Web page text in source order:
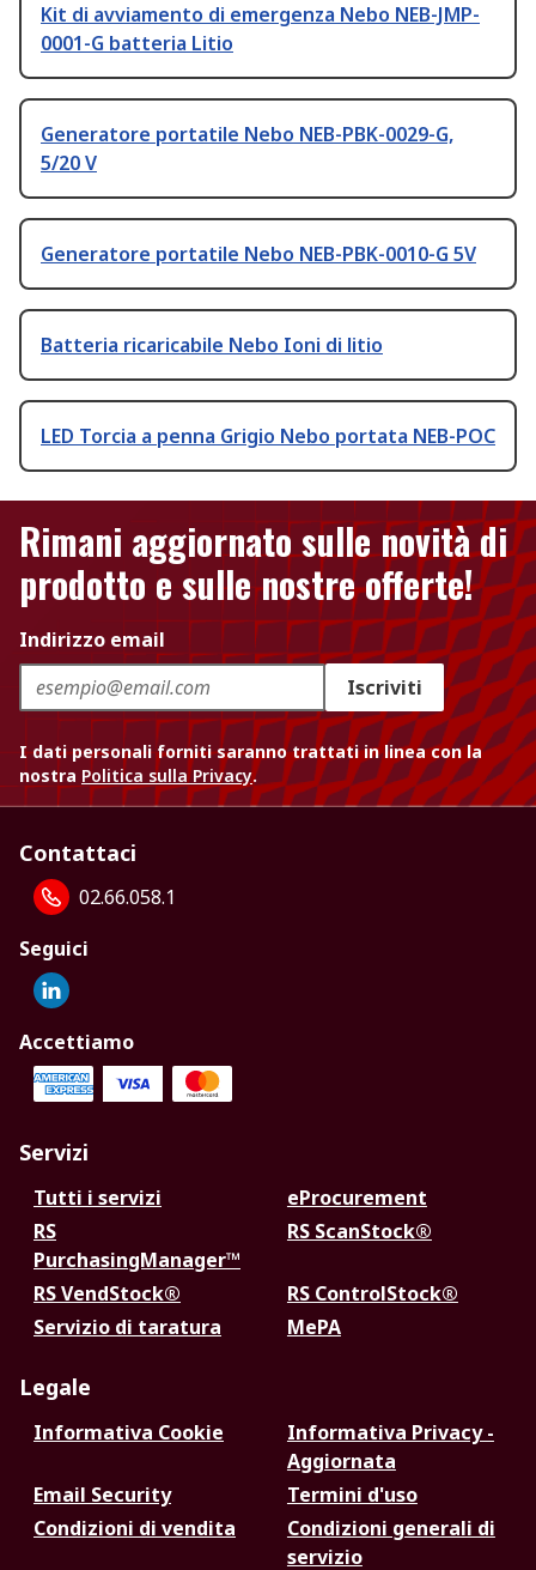
Kit di avviamento di emergenza Nebo NEB-JMP-
0001-G batteria Litio
Generatore portatile Nebo NEB-PBK-0029-G,
5/20 V
Generatore portatile Nebo NEB-PBK-0010-G 5V
Batteria ricaricabile Nebo Ioni di litio
LED Torcia a penna Grigio Nebo portata NEB-POC
Rimani aggiornato sulle novità di
prodotto e sulle nostre offerte!
Indirizzo email
Iscriviti
I dati personali forniti saranno trattati in linea con la
nostra Politica sulla Privacy.
Contattaci
02.66.058.1
Seguici
Accettiamo
Servizi
Tutti i servizi
eProcurement
RS
PurchasingManager™
RS ScanStock®
RS VendStock®
RS ControlStock®
Servizio di taratura
MePA
Legale
Informativa Cookie
Informativa Privacy -
Aggiornata
Email Security
Termini d'uso
Condizioni di vendita
Condizioni generali di
servizio